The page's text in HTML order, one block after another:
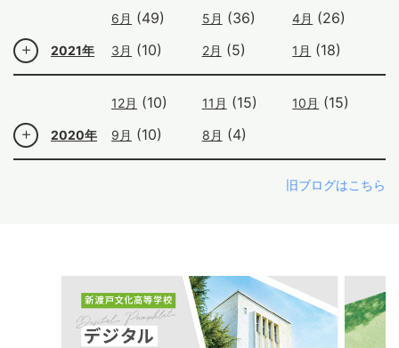
2021年
6月 (49) 5月 (36) 4月 (26)
3月 (10) 2月 (5) 1月 (18)
2020年
12月 (10) 11月 (15) 10月 (15)
9月 (10) 8月 (4)
旧ブログはこちら